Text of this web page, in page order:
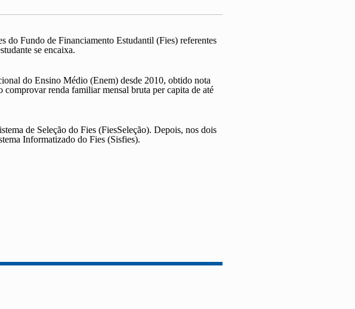
do Fundo de Financiamento Estudantil (Fies) referentes
se encaixa.
do Ensino Médio (Enem) desde 2010, obtido nota
renda familiar mensal bruta per capita de até
de Seleção do Fies (FiesSeleção). Depois, nos dois
Informatizado do Fies (Sisfies).